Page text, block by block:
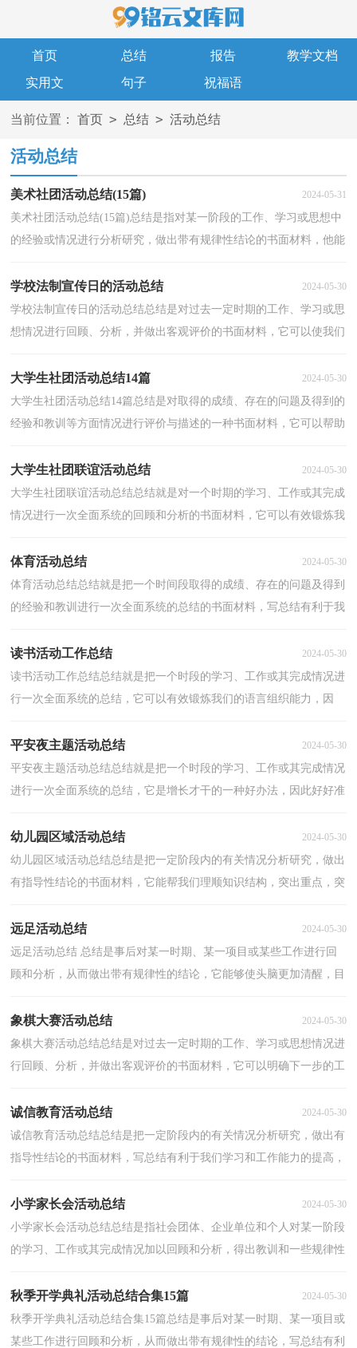
首页 总结 报告
教学文档
实用文
句子 祝福语
当前位置： 首页 > 总结 > 活动总结
活动总结
美术社团活动总结(15篇) 2024-05-31
美术社团活动总结(15篇)总结是指对某一阶段的工作、学习或思想中
的经验或情况进行分析研究，做出带有规律性结论的书面材料，他能
学校法制宣传日的活动总结 2024-05-30
学校法制宣传日的活动总结总结是对过去一定时期的工作、学习或思
想情况进行回顾、分析，并做出客观评价的书面材料，它可以使我们
大学生社团活动总结14篇 2024-05-30
大学生社团活动总结14篇总结是对取得的成绩、存在的问题及得到的
经验和教训等方面情况进行评价与描述的一种书面材料，它可以帮助
大学生社团联谊活动总结 2024-05-30
大学生社团联谊活动总结总结就是对一个时期的学习、工作或其完成
情况进行一次全面系统的回顾和分析的书面材料，它可以有效锻炼我
体育活动总结 2024-05-30
体育活动总结总结就是把一个时间段取得的成绩、存在的问题及得到
的经验和教训进行一次全面系统的总结的书面材料，写总结有利于我
读书活动工作总结 2024-05-30
读书活动工作总结总结就是把一个时段的学习、工作或其完成情况进
行一次全面系统的总结，它可以有效锻炼我们的语言组织能力，因
平安夜主题活动总结 2024-05-30
平安夜主题活动总结总结就是把一个时段的学习、工作或其完成情况
进行一次全面系统的总结，它是增长才干的一种好办法，因此好好准
幼儿园区域活动总结 2024-05-30
幼儿园区域活动总结总结是把一定阶段内的有关情况分析研究，做出
有指导性结论的书面材料，它能帮我们理顺知识结构，突出重点，突
远足活动总结 2024-05-30
远足活动总结 总结是事后对某一时期、某一项目或某些工作进行回
顾和分析，从而做出带有规律性的结论，它能够使头脑更加清醒，目
象棋大赛活动总结 2024-05-30
象棋大赛活动总结总结是对过去一定时期的工作、学习或思想情况进
行回顾、分析，并做出客观评价的书面材料，它可以明确下一步的工
诚信教育活动总结 2024-05-30
诚信教育活动总结总结是把一定阶段内的有关情况分析研究，做出有
指导性结论的书面材料，写总结有利于我们学习和工作能力的提高，
小学家长会活动总结 2024-05-30
小学家长会活动总结总结是指社会团体、企业单位和个人对某一阶段
的学习、工作或其完成情况加以回顾和分析，得出教训和一些规律性
秋季开学典礼活动总结合集15篇 2024-05-30
秋季开学典礼活动总结合集15篇总结是事后对某一时期、某一项目或
某些工作进行回顾和分析，从而做出带有规律性的结论，写总结有利